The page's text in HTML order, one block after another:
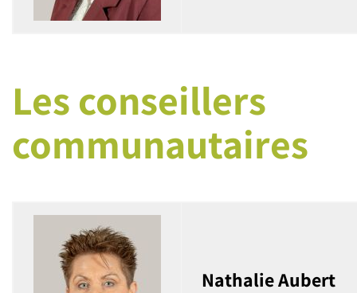
Les conseillers
communautaires
Nathalie Aubert